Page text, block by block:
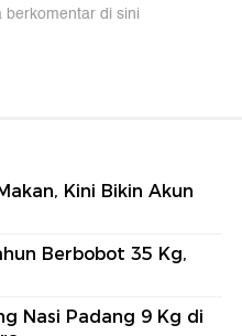
di sini
Kini Bikin Akun
Berbobot 35 Kg,
Nasi Padang 9 Kg di